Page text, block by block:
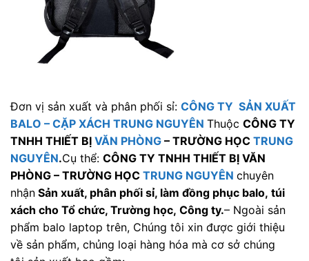
Đơn vị sản xuất và phân phối sỉ: CÔNG TY SẢN XUẤT
BALO – CẶP XÁCH TRUNG NGUYÊN Thuộc CÔNG TY
TNHH THIẾT BỊ VĂN PHÒNG – TRƯỜNG HỌC TRUNG
NGUYÊN.Cụ thể: CÔNG TY TNHH THIẾT BỊ VĂN
PHÒNG – TRƯỜNG HỌC TRUNG NGUYÊN chuyên
nhận Sản xuất, phân phối sỉ, làm đồng phục balo, túi
xách cho Tổ chức, Trường học, Công ty.– Ngoài sản
phẩm balo laptop trên, Chúng tôi xin được giới thiệu
về sản phẩm, chủng loại hàng hóa mà cơ sở chúng